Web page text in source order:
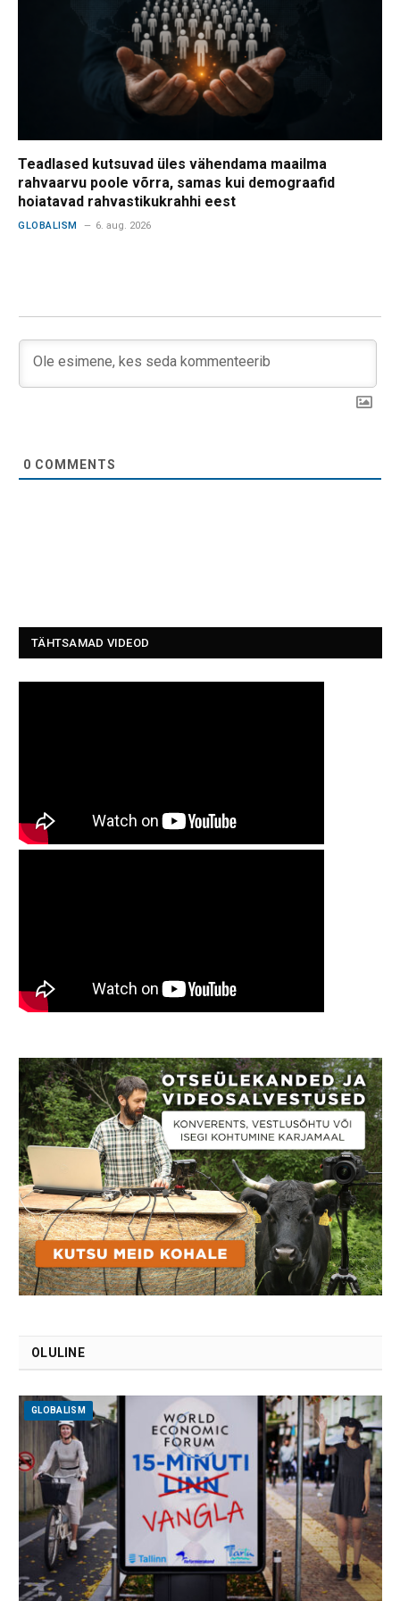
Teadlased kutsuvad üles vähendama maailma
rahvaarvu poole võrra, samas kui demograafid
hoiatavad rahvastikukrahhi eest
GLOBALISM 6. aug. 2026
0 COMMENTS
TÄHTSAMAD VIDEOD
OLULINE
GLOBALISM